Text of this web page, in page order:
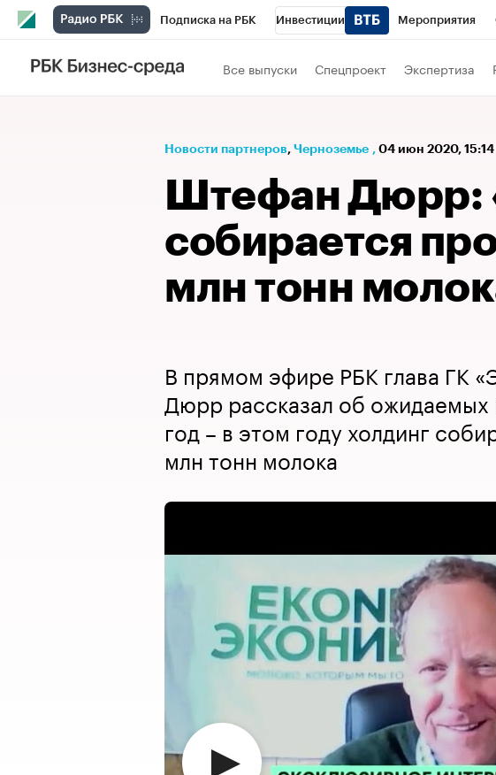
Подписка на РБК Инвестиции Мероприятия
РБК Вино
Проверка контрагентов Политика
Все выпуски Спецпроект Экспертиза
Новости партнеров⁠, Черноземье , 04 июн 2020, 15:14
Штефан Дюрр:
собирается
млн тонн
В прямом эфире РБК глава ГК
Дюрр рассказал об ожидаемых
год – в этом году холдинг
млн тонн молока